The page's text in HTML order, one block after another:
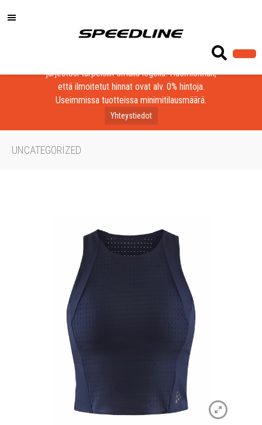
Löydä laadukkaat tuotteet yrityksesi, seurasi tai
järjestösi tarpeisiin omalla logolla! Huomioithan,
että ilmoitetut hinnat ovat alv. 0% hintoja.
Useimmissa tuotteissa minimitilausmäärä.
Yhteystiedot
UNCATEGORIZED